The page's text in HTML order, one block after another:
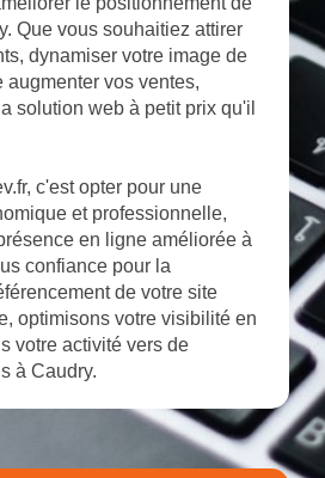
Que vous souhaitiez attirer
dynamiser votre image de
augmenter vos ventes,
solution web à petit prix qu'il
c'est opter pour une
et professionnelle,
en ligne améliorée à
confiance pour la
de votre site
optimisons votre visibilité en
votre activité vers de
à Caudry.